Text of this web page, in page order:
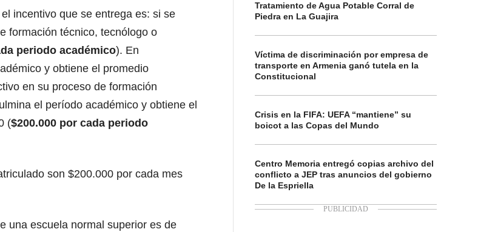
el incentivo que se entrega es: si se
formación técnico, tecnólogo o
periodo académico). En
y obtiene el promedio
en su proceso de formación
el período académico y obtiene el
($200.000 por cada periodo
son $200.000 por cada mes
una escuela normal superior es de
Tratamiento de Agua Potable Corral de
Piedra en La Guajira
Víctima de discriminación por empresa de
transporte en Armenia ganó tutela en la
Constitucional
Crisis en la FIFA: UEFA “mantiene” su
boicot a las Copas del Mundo
Centro Memoria entregó copias archivo del
conflicto a JEP tras anuncios del gobierno
De la Espriella